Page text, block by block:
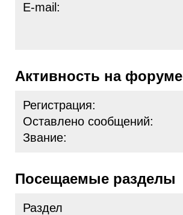
E-mail:
Активность на форуме
Регистрация:
Оставлено сообщений:
Звание:
Посещаемые разделы
Раздел